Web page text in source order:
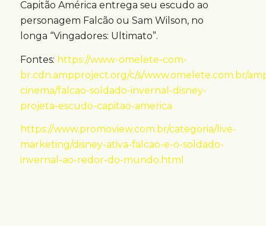
Capitão América entrega seu escudo ao
personagem Falcão ou Sam Wilson, no
longa “Vingadores: Ultimato”.
Fontes: https://www-omelete-com-
br.cdn.ampproject.org/c/s/www.omelete.com.br/
cinema/falcao-soldado-invernal-disney-
projeta-escudo-capitao-america
https://www.promoview.com.br/categoria/live-
marketing/disney-ativa-falcao-e-o-soldado-
invernal-ao-redor-do-mundo.html